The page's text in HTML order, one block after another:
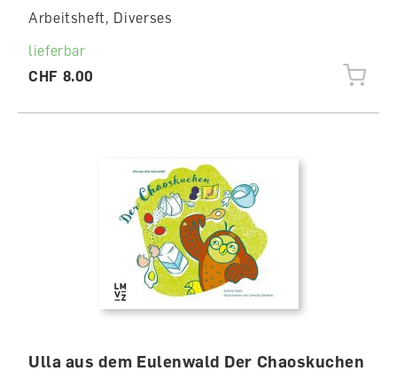
Arbeitsheft, Diverses
lieferbar
CHF 8.00
Ulla aus dem Eulenwald Der Chaoskuchen